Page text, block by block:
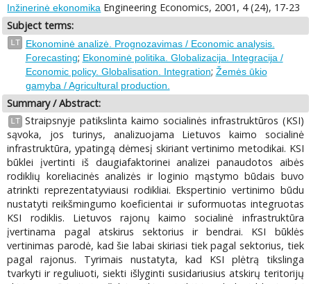
Inžinerinė ekonomika Engineering Economics, 2001, 4 (24), 17-23
Subject terms:
LT
Ekonominė analizė. Prognozavimas / Economic analysis.
Forecasting; Ekonominė politika. Globalizacija. Integracija /
Economic policy. Globalisation. Integration; Žemės ūkio
gamyba / Agricultural production.
Summary / Abstract:
LT Straipsnyje patikslinta kaimo socialinės infrastruktūros (KSI)
sąvoka, jos turinys, analizuojama Lietuvos kaimo socialinė
infrastruktūra, ypatingą dėmesį skiriant vertinimo metodikai. KSI
būklei įvertinti iš daugiafaktorinei analizei panaudotos aibės
rodiklių koreliacinės analizės ir loginio mąstymo būdais buvo
atrinkti reprezentatyviausi rodikliai. Ekspertinio vertinimo būdu
nustatyti reikšmingumo koeficientai ir suformuotas integruotas
KSI rodiklis. Lietuvos rajonų kaimo socialinė infrastruktūra
įvertinama pagal atskirus sektorius ir bendrai. KSI būklės
vertinimas parodė, kad šie labai skiriasi tiek pagal sektorius, tiek
pagal rajonus. Tyrimais nustatyta, kad KSI plėtrą tikslinga
tvarkyti ir reguliuoti, siekti išlyginti susidariusius atskirų teritorijų